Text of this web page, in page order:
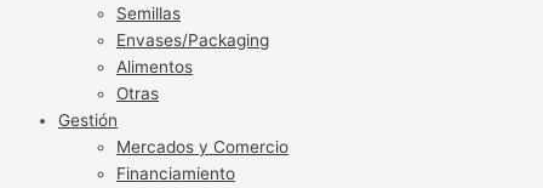
Semillas
Envases/Packaging
Alimentos
Otras
Gestión
Mercados y Comercio
Financiamiento